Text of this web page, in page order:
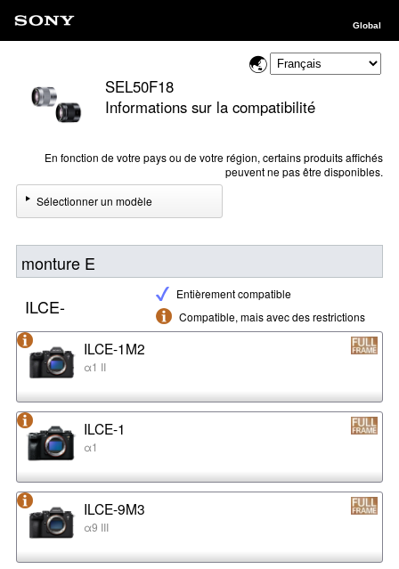
Global
SEL50F18
Informations sur la compatibilité
En fonction de votre pays ou de votre région, certains produits affichés
peuvent ne pas être disponibles.
Sélectionner un modèle
monture E
Entièrement compatible
Compatible, mais avec des restrictions
ILCE-
ILCE-1M2
α1 II
ILCE-1
α1
ILCE-9M3
α9 III